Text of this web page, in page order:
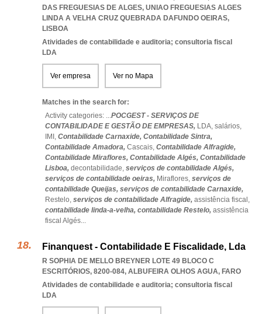
DAS FREGUESIAS DE ALGES, UNIAO FREGUESIAS ALGES
LINDA A VELHA CRUZ QUEBRADA DAFUNDO OEIRAS,
LISBOA
Atividades de contabilidade e auditoria; consultoria fiscal
LDA
Ver empresa Ver no Mapa
Matches in the search for:
Activity categories: ...POCGEST - SERVIÇOS DE
CONTABILIDADE E GESTÃO DE EMPRESAS, LDA, salários,
IMI, Contabilidade Carnaxide, Contabilidade Sintra,
Contabilidade Amadora, Cascais, Contabilidade Alfragide,
Contabilidade Miraflores, Contabilidade Algés, Contabilidade
Lisboa, decontabilidade, serviços de contabilidade Algés,
serviços de contabilidade oeiras, Miraflores, serviços de
contabilidade Queijas, serviços de contabilidade Carnaxide,
Restelo, serviços de contabilidade Alfragide, assistência fiscal,
contabilidade linda-a-velha, contabilidade Restelo, assistência
fiscal Algés...
Finanquest - Contabilidade E Fiscalidade, Lda
R SOPHIA DE MELLO BREYNER LOTE 49 BLOCO C
ESCRITÓRIOS, 8200-084, ALBUFEIRA OLHOS AGUA, FARO
Atividades de contabilidade e auditoria; consultoria fiscal
LDA